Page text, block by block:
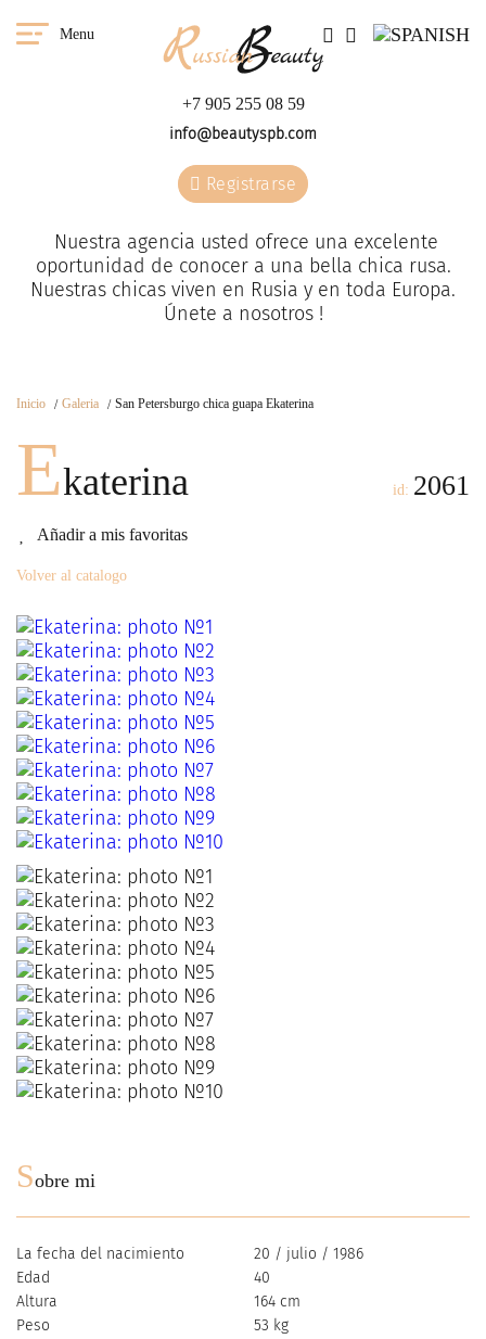
Menu
+7 905 255 08 59
info@beautyspb.com
Registrarse
Nuestra agencia usted ofrece una excelente
oportunidad de conocer a una bella chica rusa.
Nuestras сhicas viven en Rusia y en toda Europa.
Únete a nosotros !
Inicio Galeria San Petersburgo chica guapa Ekaterina
Ekaterina
Añadir a mis favoritas
id: 2061
Volver al catalogo
Sobre mi
La fecha del nacimiento
20 / julio / 1986
Edad
40
Altura
164 cm
Peso
53 kg